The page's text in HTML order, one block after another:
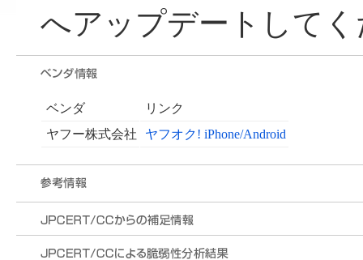
へアップデートして
ベンダ
リンク
ヤフー株式会社
ヤフオク! iPhone/Android